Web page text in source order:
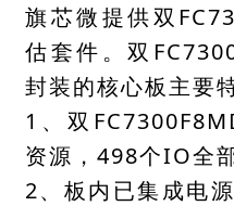
旗芯微提供双
估套件。双
封装的核心板主要
1、双
资源，498个IO全
2、板内已集成电